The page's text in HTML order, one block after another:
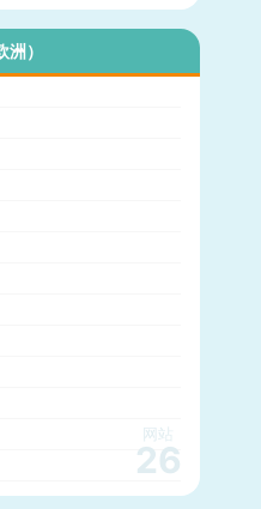
）
网站
26